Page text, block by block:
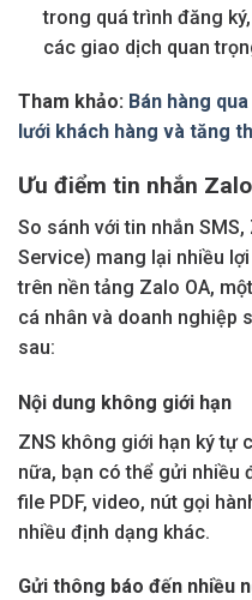
trong quá trình đăng
các giao dịch quan
Tham khảo: Bán hàng
lưới khách hàng và tăng
Ưu điểm tin nhắn
So sánh với tin nhắn
Service) mang lại nhiều
trên nền tảng Zalo OA,
cá nhân và doanh nghiệp
sau:
Nội dung không giới hạn
ZNS không giới hạn ký tự
nữa, bạn có thể gửi nhiều
file PDF, video, nút gọi
nhiều định dạng khác.
Gửi thông báo đến nhiều